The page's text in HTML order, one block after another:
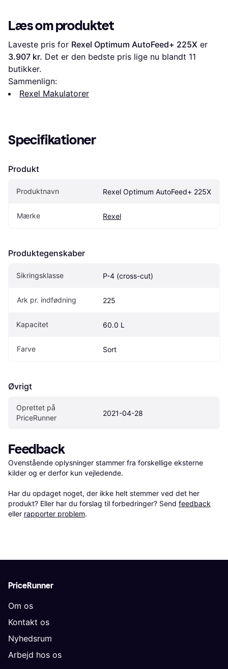
Læs om produktet
Laveste pris for Rexel Optimum AutoFeed+ 225X
3.907 kr. Det er den bedste pris lige nu blandt 11
butikker.
Sammenlign:
Rexel Makulatorer
Specifikationer
Produkt
Produktnavn Rexel Optimum AutoFeed+ 225X
Mærke Rexel
Produktegenskaber
Sikringsklasse P-4 (cross-cut)
Ark pr. indfødning 225
Kapacitet 60.0 L
Farve Sort
Øvrigt
Oprettet på
PriceRunner
2021-04-28
Feedback
Ovenstående oplysninger stammer fra forskellige eksterne
kilder og er derfor kun vejledende.
Har du opdaget noget, der ikke helt stemmer ved det her
produkt? Eller har du forslag til forbedringer? Send feedback
eller rapporter problem.
PriceRunner
Om os
Kontakt os
Nyhedsrum
Arbejd hos os